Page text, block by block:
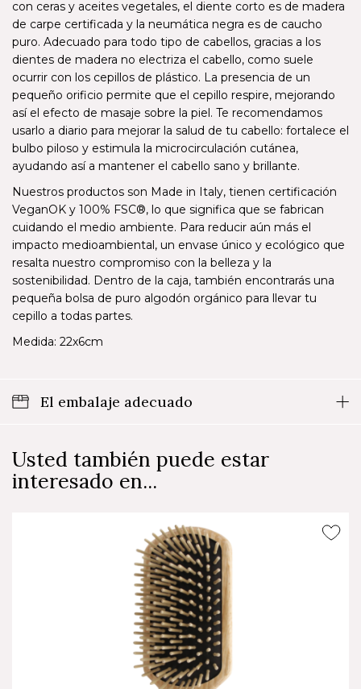
con ceras y aceites vegetales, el diente corto es de madera
de carpe certificada y la neumática negra es de caucho
puro. Adecuado para todo tipo de cabellos, gracias a los
dientes de madera no electriza el cabello, como suele
ocurrir con los cepillos de plástico. La presencia de un
pequeño orificio permite que el cepillo respire, mejorando
así el efecto de masaje sobre la piel. Te recomendamos
usarlo a diario para mejorar la salud de tu cabello: fortalece el
bulbo piloso y estimula la microcirculación cutánea,
ayudando así a mantener el cabello sano y brillante.
Nuestros productos son Made in Italy, tienen certificación
VeganOK y 100% FSC®, lo que significa que se fabrican
cuidando el medio ambiente. Para reducir aún más el
impacto medioambiental, un envase único y ecológico que
resalta nuestro compromiso con la belleza y la
sostenibilidad. Dentro de la caja, también encontrarás una
pequeña bolsa de puro algodón orgánico para llevar tu
cepillo a todas partes.
Medida: 22x6cm
El embalaje adecuado
Usted también puede estar
interesado en...